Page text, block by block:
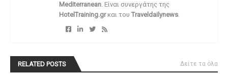
Mediterranean. Είναι συνεργάτης της
HotelTraining.grκαι του Traveldailynews.
RELATED POSTS Δείτε τα όλα